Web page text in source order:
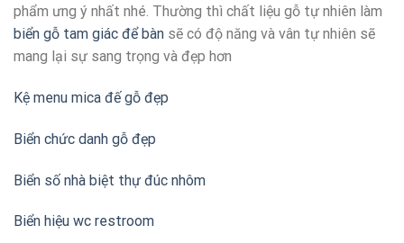
phẩm ưng ý nhất nhé. Thường thì chất liệu gỗ tự nhiên làm
biển gỗ tam giác để bàn sẽ có độ năng và vân tự nhiên sẽ
mang lại sự sang trọng và đẹp hơn
Kệ menu mica đế gỗ đẹp
Biển chức danh gỗ đẹp
Biển số nhà biệt thự đúc nhôm
Biển hiệu wc restroom